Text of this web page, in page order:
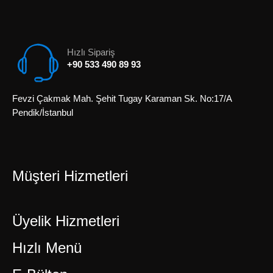
Hızlı Sipariş
+90 533 490 89 93
Fevzi Çakmak Mah. Şehit Tugay Karaman Sk. No:17/A
Pendik/İstanbul
Müşteri Hizmetleri
Üyelik Hizmetleri
Hızlı Menü